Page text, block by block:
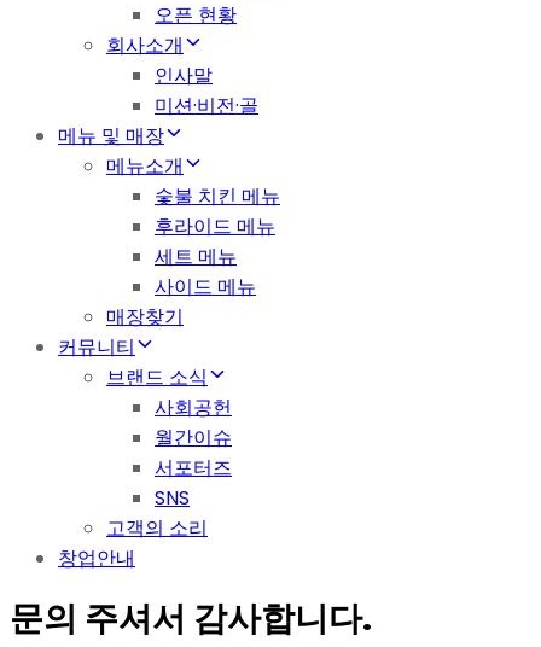
오픈 현황
회사소개
인사말
미션·비전·골
메뉴 및 매장
메뉴소개
숯불 치킨 메뉴
후라이드 메뉴
세트 메뉴
사이드 메뉴
매장찾기
커뮤니티
브랜드 소식
사회공헌
월간이슈
서포터즈
SNS
고객의 소리
창업안내
문의 주셔서 감사합니다.